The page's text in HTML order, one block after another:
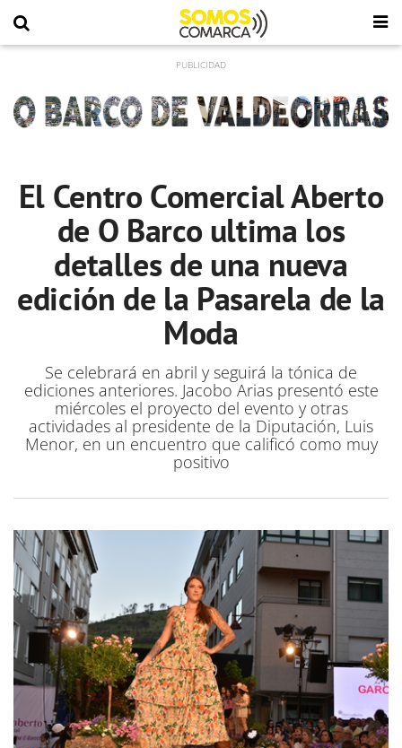
El Centro Comercial Aberto
de O Barco ultima los
detalles de una nueva
edición de la Pasarela de la
Moda
Se celebrará en abril y seguirá la tónica de
ediciones anteriores. Jacobo Arias presentó este
miércoles el proyecto del evento y otras
actividades al presidente de la Diputación, Luis
Menor, en un encuentro que calificó como muy
positivo